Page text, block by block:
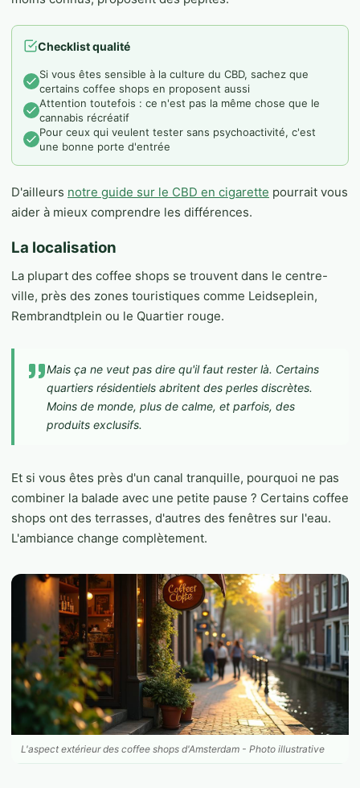
Checklist qualité
Si vous êtes sensible à la culture du CBD, sachez que
certains coffee shops en proposent aussi
Attention toutefois : ce n'est pas la même chose que le
cannabis récréatif
Pour ceux qui veulent tester sans psychoactivité, c'est
une bonne porte d'entrée
D'ailleurs notre guide sur le CBD en cigarette pourrait vous
aider à mieux comprendre les différences.
La localisation
La plupart des coffee shops se trouvent dans le centre-
ville, près des zones touristiques comme Leidseplein,
Rembrandtplein ou le Quartier rouge.
Mais ça ne veut pas dire qu'il faut rester là. Certains
quartiers résidentiels abritent des perles discrètes.
Moins de monde, plus de calme, et parfois, des
produits exclusifs.
Et si vous êtes près d'un canal tranquille, pourquoi ne pas
combiner la balade avec une petite pause ? Certains coffee
shops ont des terrasses, d'autres des fenêtres sur l'eau.
L'ambiance change complètement.
L'aspect extérieur des coffee shops d'Amsterdam - Photo illustrative